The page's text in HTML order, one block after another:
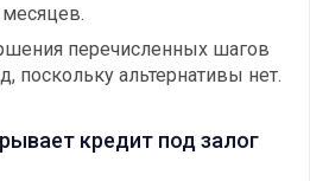
перечисленных шагов
поскольку альтернативы нет.
кредит под залог